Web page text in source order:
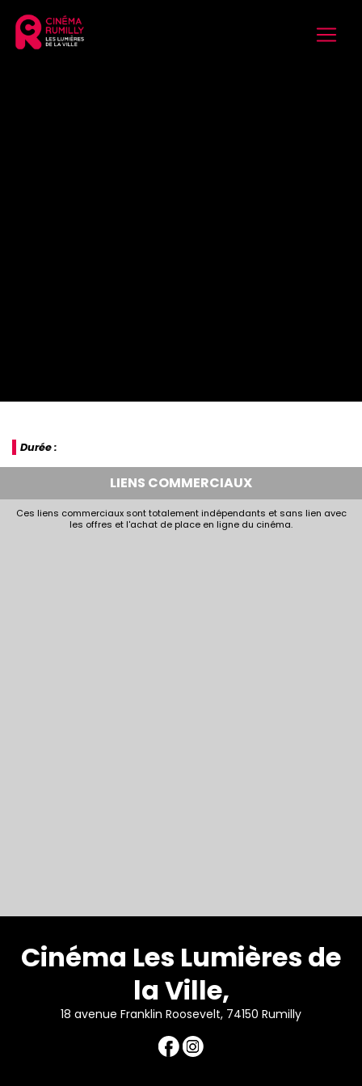
Durée :
LIENS COMMERCIAUX
Ces liens commerciaux sont totalement indépendants et sans lien avec
les offres et l'achat de place en ligne du cinéma.
Cinéma Les Lumières de
la Ville,
18 avenue Franklin Roosevelt, 74150 Rumilly